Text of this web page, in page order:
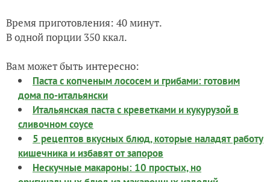
Время приготовления: 40 минут.
В одной порции 350 ккал.
Вам может быть интересно:
Паста с копченым лососем и грибами: готовим
дома по-итальянски
Итальянская паста с креветками и кукурузой в
сливочном соусе
5 рецептов вкусных блюд, которые наладят работу
кишечника и избавят от запоров
Нескучные макароны: 10 простых, но